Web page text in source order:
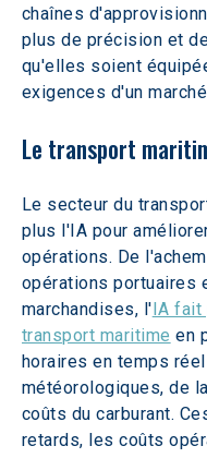
chaînes
plus de précision et
qu'elles soient
exigences d'un
Le transport
Le secteur du
plus l'IA pour
opérations. De
opérations portuaires
marchandises, l'IA fait
transport maritime en
horaires en temps
météorologiques, de
coûts du carburant.
retards, les coûts